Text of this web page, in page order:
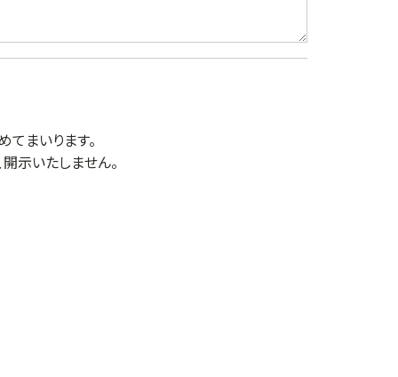
まいります。
示いたしません。